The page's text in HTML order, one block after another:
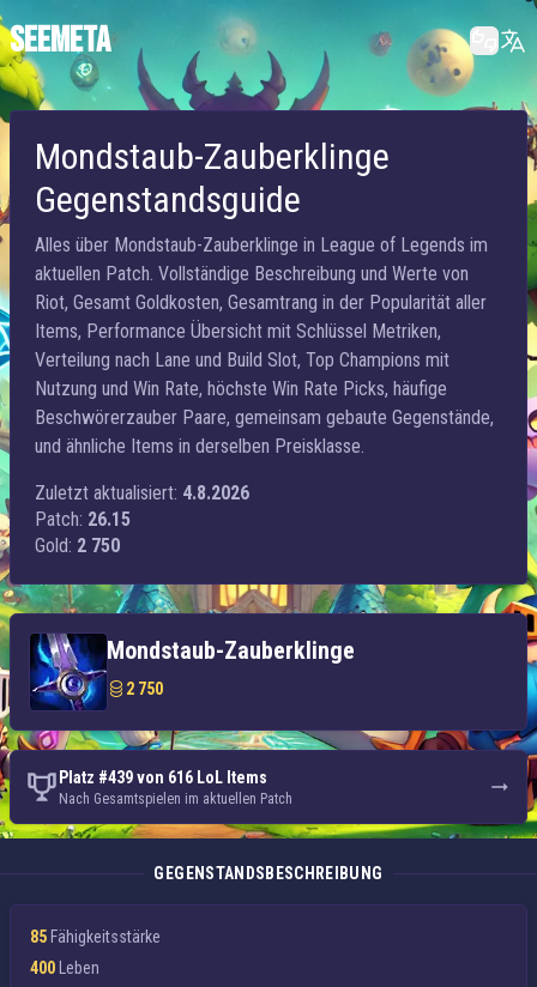
SEEMETA
Mondstaub-Zauberklinge
Gegenstandsguide
Alles über Mondstaub-Zauberklinge in League of Legends im
aktuellen Patch. Vollständige Beschreibung und Werte von
Riot, Gesamt Goldkosten, Gesamtrang in der Popularität aller
Items, Performance Übersicht mit Schlüssel Metriken,
Verteilung nach Lane und Build Slot, Top Champions mit
Nutzung und Win Rate, höchste Win Rate Picks, häufige
Beschwörerzauber Paare, gemeinsam gebaute Gegenstände,
und ähnliche Items in derselben Preisklasse.
Zuletzt aktualisiert: 4.8.2026
Patch: 26.15
Gold: 2 750
Mondstaub-Zauberklinge
2 750
Platz #439 von 616 LoL Items
Nach Gesamtspielen im aktuellen Patch
GEGENSTANDSBESCHREIBUNG
85 Fähigkeitsstärke
400Leben